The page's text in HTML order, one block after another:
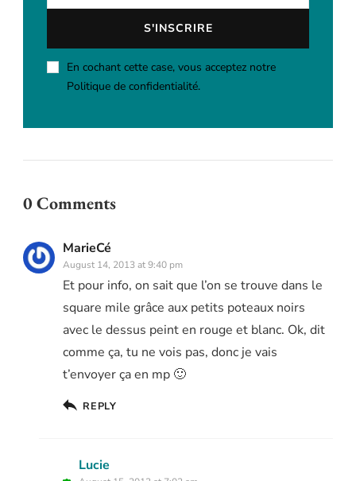
En cochant cette case, vous acceptez notre
Politique de confidentialité.
0 Comments
MarieCé
August 14, 2013 at 9:40 pm
Et pour info, on sait que l’on se trouve dans le
square mile grâce aux petits poteaux noirs
avec le dessus peint en rouge et blanc. Ok, dit
comme ça, tu ne vois pas, donc je vais
t’envoyer ça en mp 🙂
REPLY
Lucie